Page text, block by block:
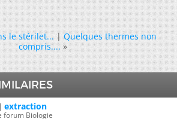
le stérilet...|Quelques thermes non
compris.... »
extraction
forum Biologie